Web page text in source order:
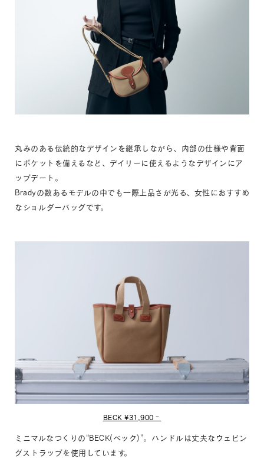
丸みのある伝統的なデザインを継承しながら、内部の仕様や背面
にポケットを備えるなど、デイリーに使えるようなデザインにア
ップデート。
Bradyの数あるモデルの中でも一際上品さが光る、女性におすすめ
なショルダーバッグです。
BECK ¥31,900‐
ミニマルなつくりの“BECK(ベック)”。ハンドルは丈夫なウェビン
グストラップを使用しています。